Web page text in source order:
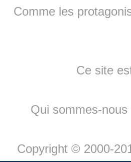
Comme les
Ce site
Qui sommes-nous
Copyright © 2000-